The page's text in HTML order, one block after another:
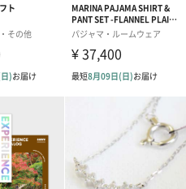
てお届けいたします。ギフト